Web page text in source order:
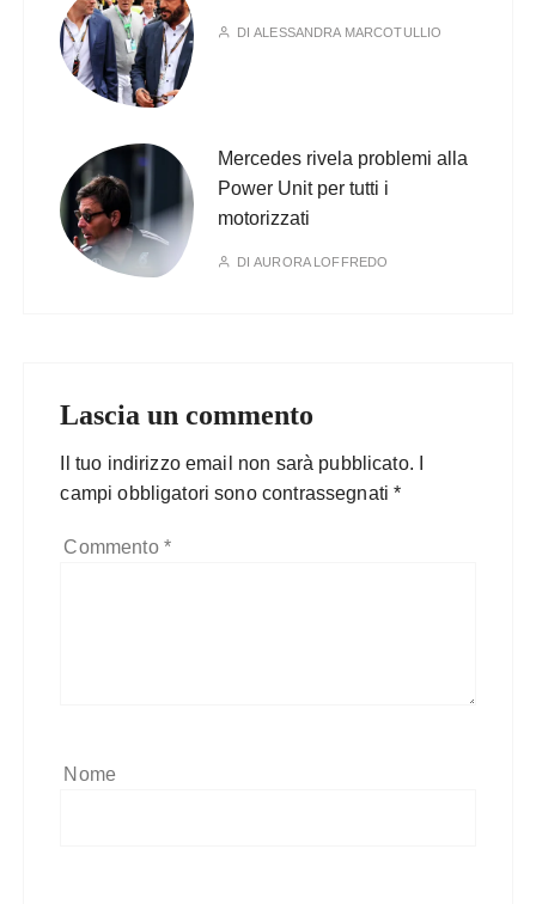
DIALESSANDRA MARCOTULLIO
Mercedes rivela problemi alla
Power Unit per tutti i
motorizzati
DIAURORA LOFFREDO
Lascia un commento
Il tuo indirizzo email non sarà pubblicato.
campi obbligatori sono contrassegnati*
Commento *
Nome